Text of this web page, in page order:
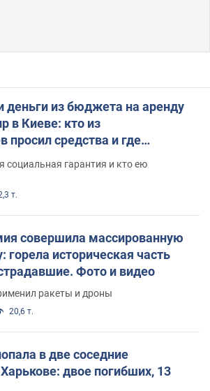
деньги из бюджета на аренду
в Киеве: кто из
просил средства и где
социальная гарантия и кто ею
т.
совершила массированную
горела историческая часть
Фото и видео
ракеты и дроны
20,6 т.
в две соседние
двое погибших, 13